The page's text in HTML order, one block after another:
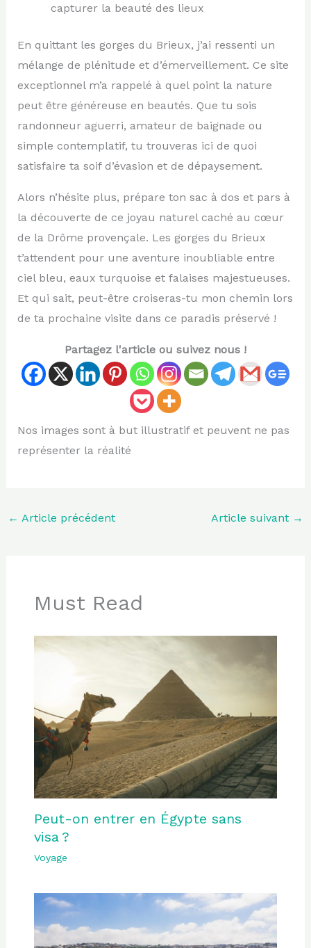
capturer la beauté des lieux
En quittant les gorges du Brieux, j’ai ressenti un
mélange de plénitude et d’émerveillement. Ce site
exceptionnel m’a rappelé à quel point la nature
peut être généreuse en beautés. Que tu sois
randonneur aguerri, amateur de baignade ou
simple contemplatif, tu trouveras ici de quoi
satisfaire ta soif d’évasion et de dépaysement.
Alors n’hésite plus, prépare ton sac à dos et pars à
la découverte de ce joyau naturel caché au cœur
de la Drôme provençale. Les gorges du Brieux
t’attendent pour une aventure inoubliable entre
ciel bleu, eaux turquoise et falaises majestueuses.
Et qui sait, peut-être croiseras-tu mon chemin lors
de ta prochaine visite dans ce paradis préservé !
Partagez l'article ou suivez nous !
Nos images sont à but illustratif et peuvent ne pas
représenter la réalité
← Article précédent Article suivant →
Must Read
Peut-on entrer en Égypte sans
visa ?
Voyage